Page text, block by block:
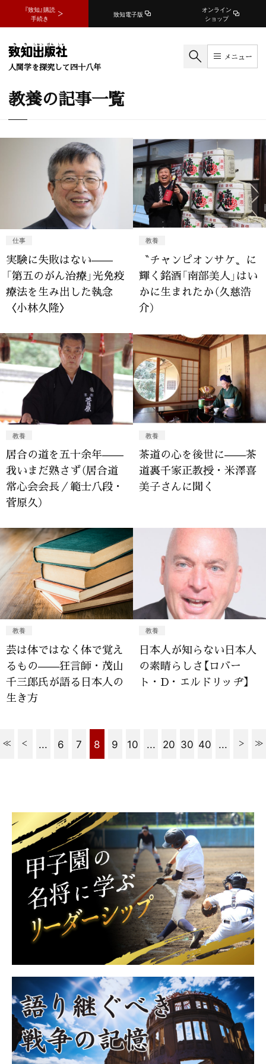
『致知』購読
手続き
致知電子版
オンライン
ショップ
人間学を探究して四十八年
メニュー
教養の記事一覧
仕事
実験に失敗はない——
「第五のがん治療」光免疫
療法を生み出した執念
〈小林久隆〉
教養
〝チャンピオンサケ〟に
輝く銘酒「南部美人」はい
かに生まれたか（久慈浩
介）
教養
居合の道を五十余年——
我いまだ熟さず（居合道
常心会会長／範士八段・
菅原久）
教養
茶道の心を後世に——茶
道裏千家正教授・米澤喜
美子さんに聞く
教養
芸は体ではなく体で覚え
るもの——狂言師・茂山
千三郎氏が語る日本人の
生き方
教養
日本人が知らない日本人
の素晴らしさ【ロバー
ト・D・エルドリッヂ】
... 6 7 8 9 10 ... 20 30 40 ...